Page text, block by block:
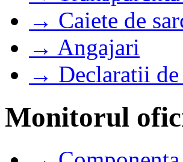
→ Caiete de
→ Angajari
→ Declaratii de
Monitorul